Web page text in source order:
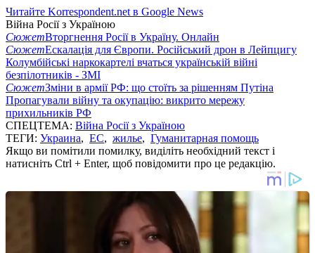
Читайте Korrespondent.net в Google News
Війна Росії з Україною
СюжетВторгнення Росії в Україну. Онлайн
СюжетЕскалація для Європи. Російський дрон в Лейпцигу
Колумбійські наркокартелі вчаться українській війні
безпілотників - ЗМІ
СюжетЗміни в армії РФ: що стоїть за рішенням Путіна
Пропагували війну та окупацію: викрито мережу
прихильників РФ
СПЕЦТЕМА: Війна Росії з Україною
ТЕГИ: Украина, ЕС, жилье, Гуманитарная помощь
Якщо ви помітили помилку, виділіть необхідний текст і
натисніть Ctrl + Enter, щоб повідомити про це редакцію.